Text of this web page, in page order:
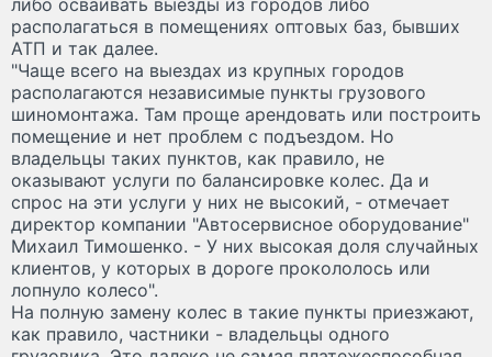
либо осваивать выезды из городов либо
располагаться в помещениях оптовых баз, бывших
АТП и так далее.
"Чаще всего на выездах из крупных городов
располагаются независимые пункты грузового
шиномонтажа. Там проще арендовать или построить
помещение и нет проблем с подъездом. Но
владельцы таких пунктов, как правило, не
оказывают услуги по балансировке колес. Да и
спрос на эти услуги у них не высокий, - отмечает
директор компании "Автосервисное оборудование"
Михаил Тимошенко. - У них высокая доля случайных
клиентов, у которых в дороге прокололось или
лопнуло колесо".
На полную замену колес в такие пункты приезжают,
как правило, частники - владельцы одного